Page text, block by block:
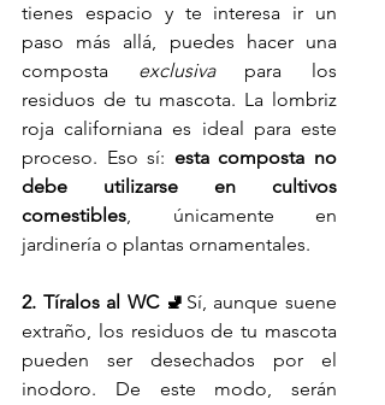
tienes espacio y te interesa ir un
paso más allá, puedes hacer una
composta exclusiva para los
residuos de tu mascota. La lombriz
roja californiana es ideal para este
proceso. Eso sí: esta composta no
debe utilizarse en cultivos
comestibles, únicamente en
jardinería o plantas ornamentales.
2. Tíralos al WC 🚽 Sí, aunque suene
extraño, los residuos de tu mascota
pueden ser desechados por el
inodoro. De este modo, serán